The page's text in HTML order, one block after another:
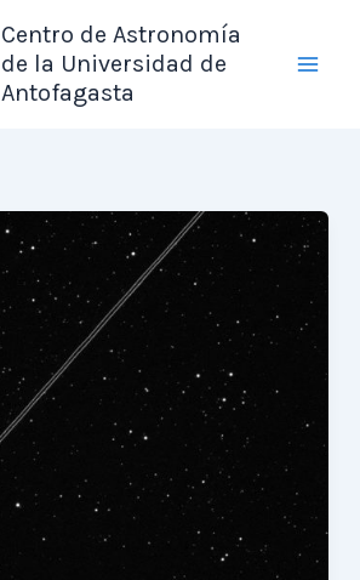
Centro de Astronomía
de la Universidad de
Antofagasta